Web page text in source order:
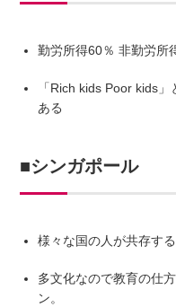
勤労所得60％ 非勤労所
「Rich kids Poor kids
ある
■シンガポール
様々な国の人が共存す
多文化なので教育の仕
ン。